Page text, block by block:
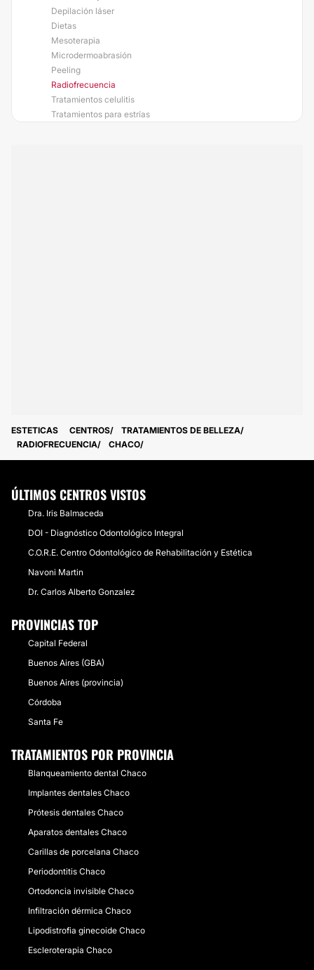
Depilación láser
Dietas
Mesoterapia
Microdermoabrasión
Peeling
Radiofrecuencia
Tratamientos celulitis
Tratamientos para estrías
ESTETICAS CENTROS
TRATAMIENTOS DE BELLEZA
RADIOFRECUENCIA
CHACO
ÚLTIMOS CENTROS VISTOS
Dra. Iris Balmaceda
DOI - Diagnóstico Odontológico Integral
C.O.R.E. Centro Odontológico de Rehabilitación y Estética
Navoni Martin
Dr. Carlos Alberto Gonzalez
PROVINCIAS TOP
Capital Federal
Buenos Aires (GBA)
Buenos Aires (provincia)
Córdoba
Santa Fe
TRATAMIENTOS POR PROVINCIA
Blanqueamiento dental Chaco
Implantes dentales Chaco
Prótesis dentales Chaco
Aparatos dentales Chaco
Carillas de porcelana Chaco
Periodontitis Chaco
Ortodoncia invisible Chaco
Infiltración dérmica Chaco
Lipodistrofia ginecoide Chaco
Escleroterapia Chaco